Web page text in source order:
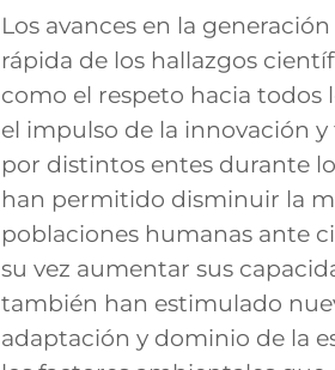
Los avances en la
rápida de los hallazgos
como el respeto hacia todos
el impulso de la innovación
por distintos entes durante
han permitido disminuir la
poblaciones humanas ante
su vez aumentar sus
también han estimulado
adaptación y dominio de la